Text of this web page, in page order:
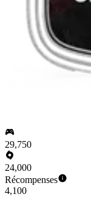
29,750
24,000
Récompenses
4,100